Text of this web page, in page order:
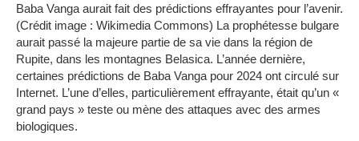
Baba Vanga aurait fait des prédictions effrayantes pour l’avenir.
(Crédit image : Wikimedia Commons) La prophétesse bulgare
aurait passé la majeure partie de sa vie dans la région de
Rupite, dans les montagnes Belasica. L’année dernière,
certaines prédictions de Baba Vanga pour 2024 ont circulé sur
Internet. L’une d’elles, particulièrement effrayante, était qu’un «
grand pays » teste ou mène des attaques avec des armes
biologiques.